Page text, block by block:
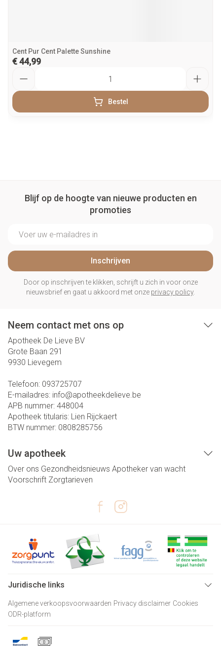
Cent Pur Cent Palette Sunshine
€ 44,99
Bestel
Blijf op de hoogte van nieuwe producten en
promoties
Inschrijven
Door op inschrijven te klikken, schrijft u zich in voor onze
nieuwsbrief en gaat u akkoord met onze privacy policy.
Neem contact met ons op
Apotheek De Lieve BV
Grote Baan 291
9930 Lievegem
Telefoon: 093725707
E-mailadres: info@apotheekdelieve.be
APB nummer: 448004
Apotheek titularis: Lien Rijckaert
BTW nummer: 0808285756
Uw apotheek
Over ons Gezondheidsnieuws Apotheker van wacht
Voorschrift Zorgtarieven
Juridische links
Algemene verkoopsvoorwaarden Privacy disclaimer Cookies
ODR-platform